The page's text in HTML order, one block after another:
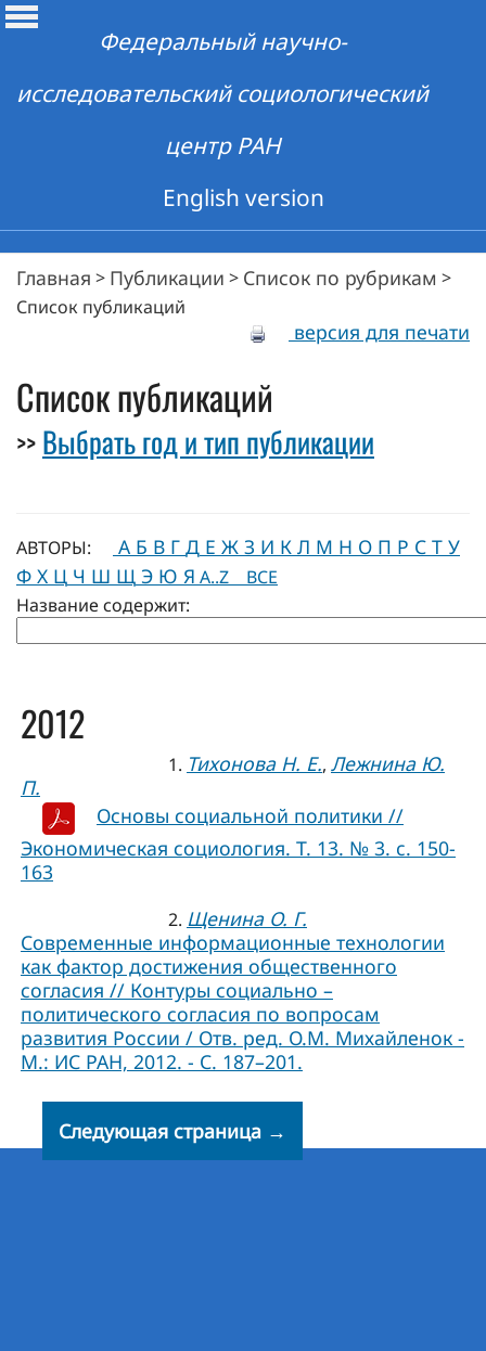
Федеральный научно-
исследовательский социологический
центр РАН
English version
Главная > Публикации > Список по рубрикам >
Список публикаций
версия для печати
Список публикаций
>>Выбрать год и тип публикации
АВТОРЫ: А Б В Г Д Е Ж З И К Л М Н О П Р С Т У
Ф Х Ц Ч Ш Щ Э Ю Я A..Z ВСЕ
Название содержит:
2012
1. Тихонова Н. Е., Лежнина Ю.
П.
Основы социальной политики //
Экономическая социология. Т. 13. № 3. c. 150-
163
2. Щенина О. Г.
Современные информационные технологии
как фактор достижения общественного
согласия // Контуры социально –
политического согласия по вопросам
развития России / Отв. ред. О.М. Михайленок -
М.: ИС РАН, 2012. - С. 187–201.
Следующая страница →